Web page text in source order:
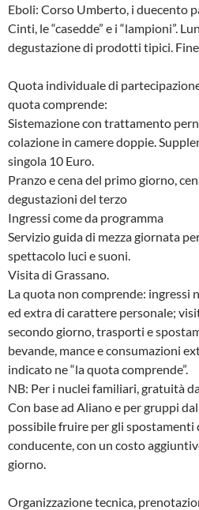
Eboli: Corso Umberto, i duecento
Cinti, le “casedde” e i “lampioni”.
degustazione di prodotti tipici.
Quota individuale di
quota comprende:
Sistemazione con trattamento
colazione in camere doppie.
singola 10 Euro.
Pranzo e cena del primo giorno,
degustazioni del terzo
Ingressi come da programma
Servizio guida di mezza giornata
spettacolo luci e suoni.
Visita di Grassano.
La quota non comprende: ingressi
ed extra di carattere personale;
secondo giorno, trasporti e
bevande, mance e consumazioni
indicato ne “la quota comprende”.
NB: Per i nuclei familiari, gratuità
Con base ad Aliano e per gruppi
possibile fruire per gli spostamenti
conducente, con un costo
giorno.
Organizzazione tecnica,